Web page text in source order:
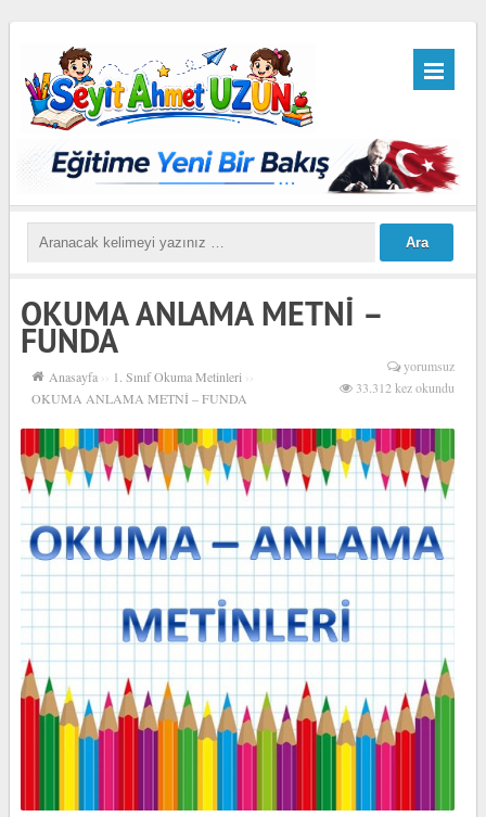
OKUMA ANLAMA METNİ –
FUNDA
Anasayfa ›› 1. Sınıf Okuma Metinleri ››
OKUMA ANLAMA METNİ – FUNDA
yorumsuz
33.312 kez okundu